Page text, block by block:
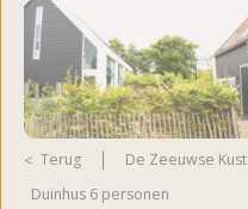
Terug De Zeeuwse Kust
Duinhus 6 personen